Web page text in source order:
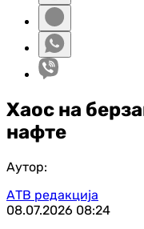
Хаос на
нафте
Аутор:
АТВ редакција
08.07.2026 08:24